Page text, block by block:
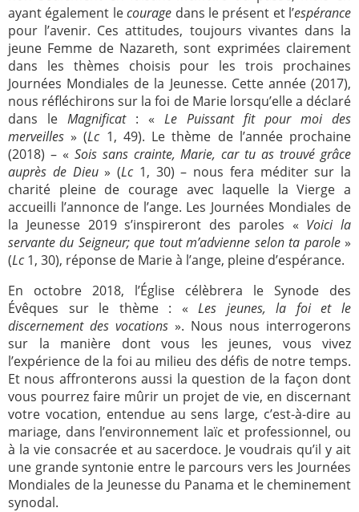
ayant également lecourage dans le présent et l’espérance
pour l’avenir. Ces attitudes, toujours vivantes dans la
jeune Femme de Nazareth, sont exprimées clairement
dans les thèmes choisis pour les trois prochaines
Journées Mondiales de la Jeunesse. Cette année (2017),
nous réfléchirons sur la foi de Marie lorsqu’elle a déclaré
dans le Magnificat: « Le Puissant fit pour moi des
merveilles» (Lc1, 49). Le thème de l’année prochaine
(2018) – « Sois sans crainte, Marie, car tu as trouvé grâce
auprès de Dieu» (Lc1, 30) – nous fera méditer sur la
charité pleine de courage avec laquelle la Vierge a
accueilli l’annonce de l’ange. Les Journées Mondiales de
la Jeunesse 2019 s’inspireront des paroles « Voici la
servante du Seigneur; que tout m’advienne selon ta parole »
(Lc1, 30), réponse de Marie à l’ange, pleine d’espérance.
En octobre 2018, l’Église célèbrera le Synode des
Évêques sur le thème : «Les jeunes, la foi et le
discernement des vocations ». Nous nous interrogerons
sur la manière dont vous les jeunes, vous vivez
l’expérience de la foi au milieu des défis de notre temps.
Et nous affronterons aussi la question de la façon dont
vous pourrez faire mûrir un projet de vie, en discernant
votre vocation, entendue au sens large, c’est-à-dire au
mariage, dans l’environnement laïc et professionnel, ou
à la vie consacrée et au sacerdoce. Je voudrais qu’il y ait
une grande syntonie entre le parcours vers les Journées
Mondiales de la Jeunesse du Panama et le cheminement
synodal.